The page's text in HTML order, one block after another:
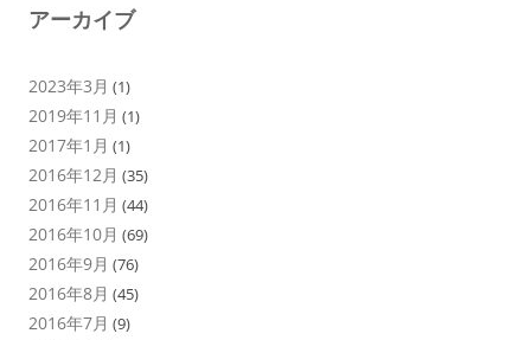
アーカイブ
2023年3月 (1)
2019年11月 (1)
2017年1月 (1)
2016年12月 (35)
2016年11月 (44)
2016年10月 (69)
2016年9月 (76)
2016年8月 (45)
2016年7月 (9)